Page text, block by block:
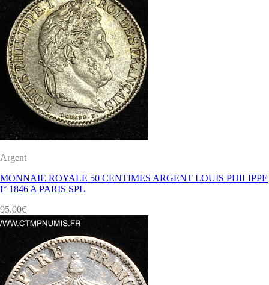
Argent
MONNAIE ROYALE 50 CENTIMES ARGENT LOUIS PHILIPPE
I° 1846 A PARIS SPL
95.00€